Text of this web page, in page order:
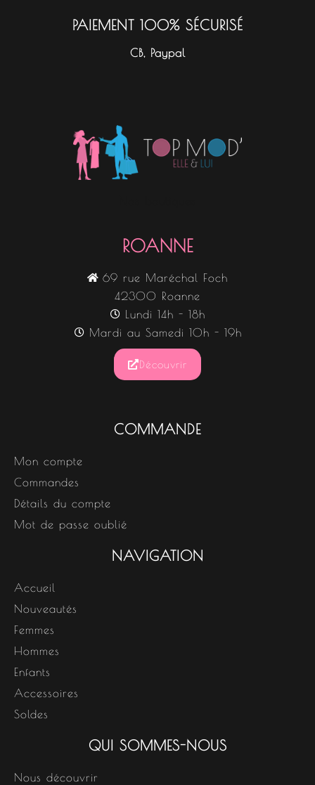
PAIEMENT 100% SÉCURISÉ
CB, Paypal
ROANNE
69 rue Maréchal Foch
42300 Roanne
Lundi 14h - 18h
Mardi au Samedi 10h - 19h
Découvrir
COMMANDE
Mon compte
Commandes
Détails du compte
Mot de passe oublié
NAVIGATION
Accueil
Nouveautés
Femmes
Hommes
Enfants
Accessoires
Soldes
QUI SOMMES-NOUS
Nous découvrir